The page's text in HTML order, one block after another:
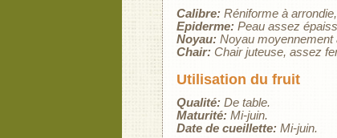
Calibre: Réniforme à
Epiderme: Peau assez
Noyau: Noyau moyennement
Chair: Chair juteuse, assez
Utilisation du fruit
Qualité: De table.
Maturité: Mi-juin.
Date de cueillette: Mi-juin.